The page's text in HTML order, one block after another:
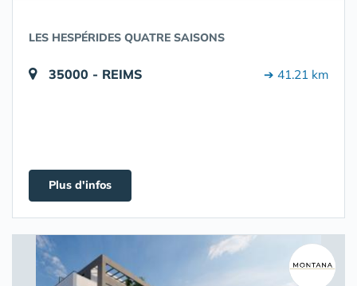
LES HESPÉRIDES QUATRE SAISONS
35000 - REIMS ➔ 41.21 km
Plus d'infos